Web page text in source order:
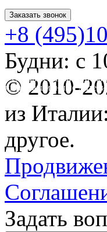
Заказать звонок
+8
Будни: с
* Обращаем ваше
информационные
Гражданского кодекса
© 2010-
из
другое.
Задать